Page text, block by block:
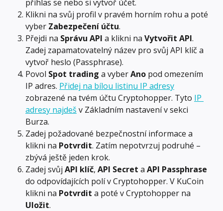
přihlas se nebo si vytvoř účet.
Klikni na svůj profil v pravém horním rohu a poté
vyber Zabezpečení účtu.
Přejdi na Správu API a klikni na Vytvořit API.
Zadej zapamatovatelný název pro svůj API klíč a
vytvoř heslo (Passphrase).
Povol Spot trading a vyber Ano pod omezením
IP adres. Přidej na bílou listinu IP adresy
zobrazené na tvém účtu Cryptohopper. Tyto IP
adresy najdeš v Základním nastavení v sekci
Burza.
Zadej požadované bezpečnostní informace a
klikni na Potvrdit. Zatím nepotvrzuj podruhé –
zbývá ještě jeden krok.
Zadej svůj API klíč, API Secret a API Passphrase
do odpovídajících polí v Cryptohopper. V KuCoin
klikni na Potvrdit a poté v Cryptohopper na
Uložit.